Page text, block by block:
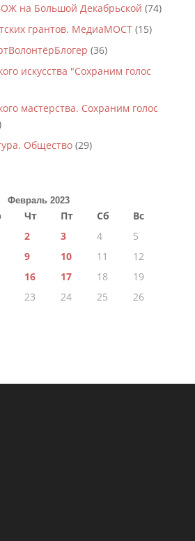
на Большой Декабрьской (74)
грантов. МедиаМОСТ(15)
(36)
искусства "Сохраним голос
мастерства. Сохраним голос
Общество(29)
Февраль 2023
Чт Пт Сб
Вс
2 3 4
5
9 10 11
12
16 17 18
19
23 24 25
26